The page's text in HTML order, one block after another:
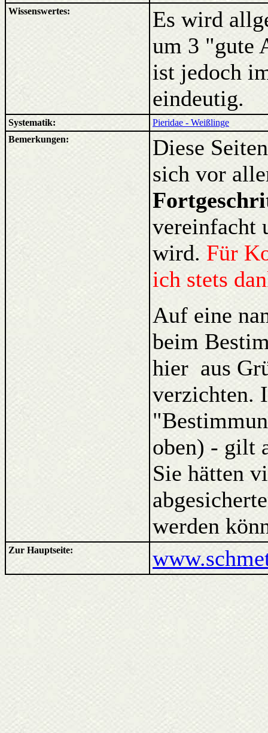
Wissenswertes:
Es wird
um 3 "gute
ist jedoch
eindeutig.
Systematik:
Pieridae - Weißlinge
Bemerkungen:
Diese
sich vor
vereinfacht
wird. Für
ich stets
Auf eine
beim
hier aus
verzichten.
oben) - gilt
Sie hätten
werden
Zur Hauptseite: